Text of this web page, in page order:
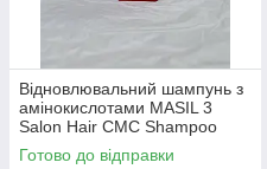
Відновлювальний шампунь з
амінокислотами MASIL 3
Salon Hair CMC Shampoo
50мл EXP 03/08/2026
Готово до відправки